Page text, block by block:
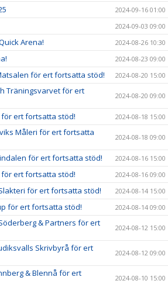
2024-09-16 01:00
2024-09-03 09:00
Arena! 2024-08-26 10:30
2024-08-23 09:00
för ert fortsatta stöd! 2024-08-20 15:00
Träningsvarvet för ert
2024-08-20 09:00
för ert fortsatta stöd! 2024-08-18 15:00
Måleri för ert fortsatta
2024-08-18 09:00
för ert fortsatta stöd! 2024-08-16 15:00
ert fortsatta stöd! 2024-08-16 09:00
för ert fortsatta stöd! 2024-08-14 15:00
för ert fortsatta stöd! 2024-08-14 09:00
& Partners för ert
2024-08-12 15:00
Skrivbyrå för ert
2024-08-12 09:00
& Blennå för ert
2024-08-10 15:00